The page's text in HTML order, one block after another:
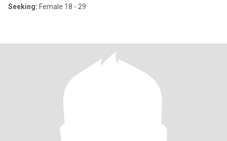
Seeking: Female 18 - 29